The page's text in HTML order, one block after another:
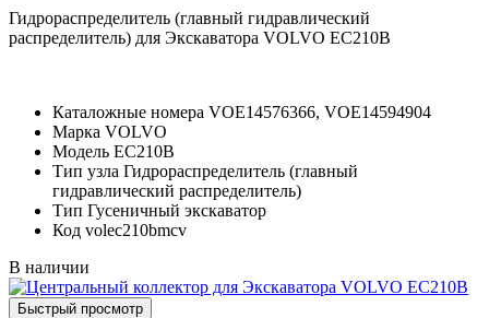
Гидрораспределитель (главный гидравлический
распределитель) для Экскаватора VOLVO EC210B
Каталожные номера VOE14576366, VOE14594904
Марка VOLVO
Модель EC210B
Тип узла Гидрораспределитель (главный
гидравлический распределитель)
Тип Гусеничный экскаватор
Код volec210bmcv
В наличии